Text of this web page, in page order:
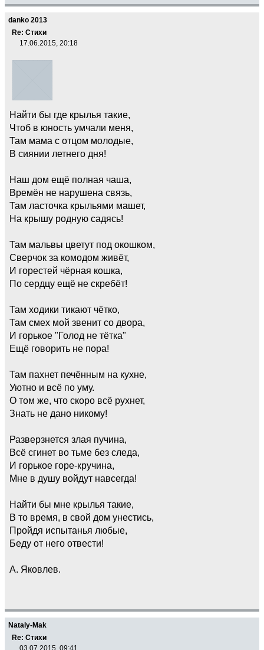
danko 2013
Re: Стихи
17.06.2015, 20:18
Найти бы где крылья такие,
Чтоб в юность умчали меня,
Там мама с отцом молодые,
В сиянии летнего дня!
Наш дом ещё полная чаша,
Времён не нарушена связь,
Там ласточка крыльями машет,
На крышу родную садясь!
Там мальвы цветут под окошком,
Сверчок за комодом живёт,
И горестей чёрная кошка,
По сердцу ещё не скребёт!
Там ходики тикают чётко,
Там смех мой звенит со двора,
И горькое "Голод не тётка"
Ещё говорить не пора!
Там пахнет печённым на кухне,
Уютно и всё по уму.
О том же, что скоро всё рухнет,
Знать не дано никому!
Разверзнется злая пучина,
Всё сгинет во тьме без следа,
И горькое горе-кручина,
Мне в душу войдут навсегда!
Найти бы мне крылья такие,
В то время, в свой дом унестись,
Пройдя испытанья любые,
Беду от него отвести!
А. Яковлев.
Nataly-Mak
Re: Стихи
03.07.2015, 09:41